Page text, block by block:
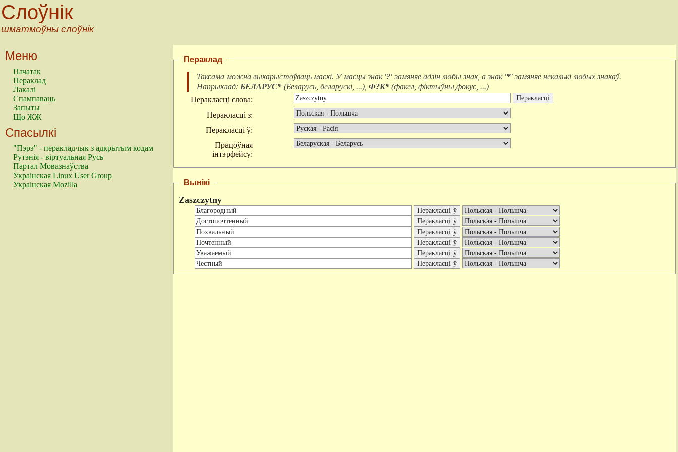
Слоўнік
шматмоўны слоўнік
Меню
Пачатак
Пераклад
Лакалі
Спампаваць
Запыты
Що ЖЖ
Спасылкі
"Пэрэ" - перакладчык з адкрытым кодам
Рутэнія - віртуальная Русь
Партал Мовазнаўства
Украінская Linux User Group
Украінская Mozilla
Пераклад
Таксама можна выкарыстоўваць маскі. У масцы знак '?' замяняе адзін любы знак, а знак '*' замяняе некалькі любых знакаў.
Напрыклад: БЕЛАРУС* (Беларусь, беларускі, ...), Ф?К* (факел, фіктыўны,фокус, ...)
Перакласці слова:
Перакласці з:
Перакласці ў:
Працоўная
інтэрфейсу:
Вынікі
Zaszczytny